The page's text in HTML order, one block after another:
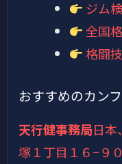
ジム
全国
格闘
おすすめのカン
天行健事務局日本
塚１丁目１６−９